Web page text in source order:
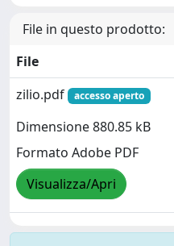
File in questo prodotto:
File
zilio.pdf
accesso aperto
Dimensione 880.85 kB
Formato Adobe PDF
Visualizza/Apri